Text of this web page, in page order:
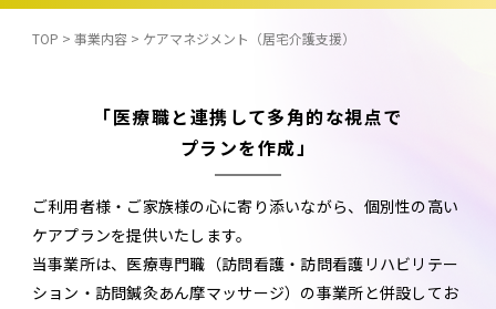
TOP > 事業内容> ケアマネジメント（居宅介護支援）
「医療職と連携して多角的な視点で
プランを作成」
ご利用者様・ご家族様の心に寄り添いながら、個別性の高い
ケアプランを提供いたします。
当事業所は、医療専門職（訪問看護・訪問看護リハビリテー
ション・訪問鍼灸あん摩マッサージ）の事業所と併設してお